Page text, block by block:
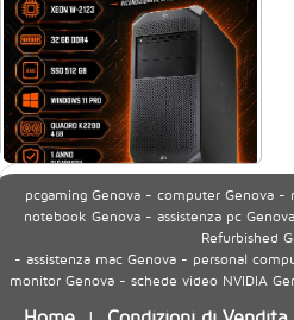
pcgaming Genova - computer Genova
notebook Genova - assistenza pc
Refurbished
- assistenza mac Genova - personal
monitor Genova - schede video NVIDIA